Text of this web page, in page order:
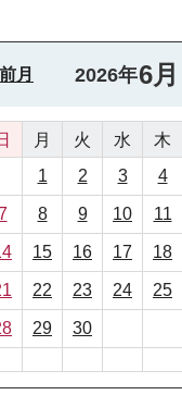
2026年6月
前月
月 火 水 木
1
2 3 4
8 9 10 11
15 16 17 18
22 23 24 25
29 30